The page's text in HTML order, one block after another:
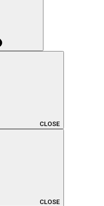
CLOSE
CLOSE